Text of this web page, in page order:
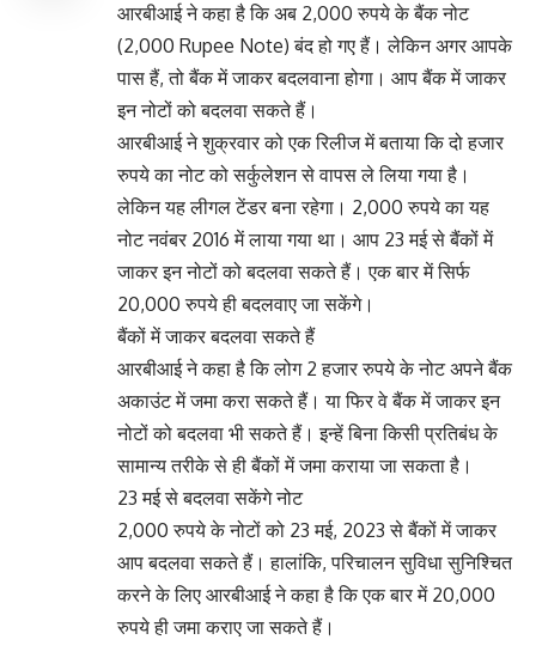
आरबीआई ने कहा है कि अब 2,000 रुपये के बैंक नोट
(2,000 Rupee Note) बंद हो गए हैं। लेकिन अगर आपके
पास हैं, तो बैंक में जाकर बदलवाना होगा। आप बैंक में जाकर
इन नोटों को बदलवा सकते हैं।
आरबीआई ने शुक्रवार को एक रिलीज में बताया कि दो हजार
रुपये का नोट को सर्कुलेशन से वापस ले लिया गया है।
लेकिन यह लीगल टेंडर बना रहेगा। 2,000 रुपये का यह
नोट नवंबर 2016 में लाया गया था। आप 23 मई से बैंकों में
जाकर इन नोटों को बदलवा सकते हैं। एक बार में सिर्फ
20,000 रुपये ही बदलवाए जा सकेंगे।
बैंकों में जाकर बदलवा सकते हैं
आरबीआई ने कहा है कि लोग 2 हजार रुपये के नोट अपने बैंक
अकाउंट में जमा करा सकते हैं। या फिर वे बैंक में जाकर इन
नोटों को बदलवा भी सकते हैं। इन्हें बिना किसी प्रतिबंध के
सामान्य तरीके से ही बैंकों में जमा कराया जा सकता है।
23 मई से बदलवा सकेंगे नोट
2,000 रुपये के नोटों को 23 मई, 2023 से बैंकों में जाकर
आप बदलवा सकते हैं। हालांकि, परिचालन सुविधा सुनिश्चित
करने के लिए आरबीआई ने कहा है कि एक बार में 20,000
रुपये ही जमा कराए जा सकते हैं।